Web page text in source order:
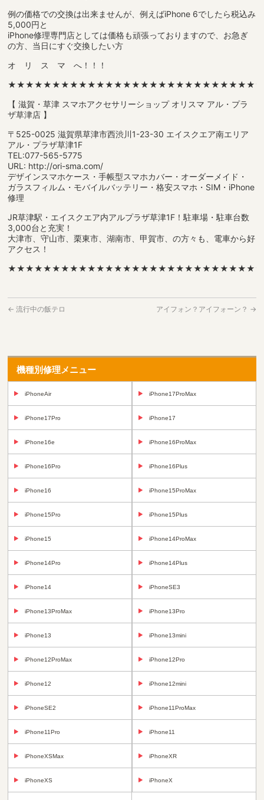
例の価格での交換は出来ませんが、例えばiPhone 6でしたら税込み
5,000円と
iPhone修理専門店としては価格も頑張っておりますので、お急ぎ
の方、当日にすぐ交換したい方
オ リ ス マ へ！！！
【 滋賀・草津 スマホアクセサリーショップ オリスマ アル・プラ
ザ草津店 】
〒525-0025 滋賀県草津市西渋川1-23-30 エイスクエア南エリア
アル・プラザ草津1F
TEL:077-565-5775
URL: http://ori-sma.com/
デザインスマホケース・手帳型スマホカバー・オーダーメイド・
ガラスフィルム・モバイルバッテリー・格安スマホ・SIM・iPhone
修理
JR草津駅・エイスクエア内アルプラザ草津1F！駐車場・駐車台数
3,000台と充実！
大津市、守山市、栗東市、湖南市、甲賀市、の方々も、電車から好
アクセス！
← 流行中の飯テロ アイフォン？アイフォーン？ →
機種別修理メニュー
iPhoneAir iPhone17ProMax
iPhone17Pro iPhone17
iPhone16e iPhone16ProMax
iPhone16Pro iPhone16Plus
iPhone16 iPhone15ProMax
iPhone15Pro iPhone15Plus
iPhone15 iPhone14ProMax
iPhone14Pro iPhone14Plus
iPhone14 iPhoneSE3
iPhone13ProMax iPhone13Pro
iPhone13 iPhone13mini
iPhone12ProMax iPhone12Pro
iPhone12 iPhone12mini
iPhoneSE2 iPhone11ProMax
iPhone11Pro iPhone11
iPhoneXSMax iPhoneXR
iPhoneXS iPhoneX